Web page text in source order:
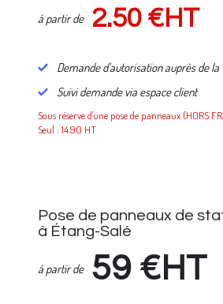
à partir de 2.50 €HT
Demande d'autorisation auprès de la
Suivi demande via espace client
Sous réserve d'une pose de panneaux (HORS
Seul : 14.90 HT
Pose de panneaux de
à Étang-Salé
à partir de 59 €HT